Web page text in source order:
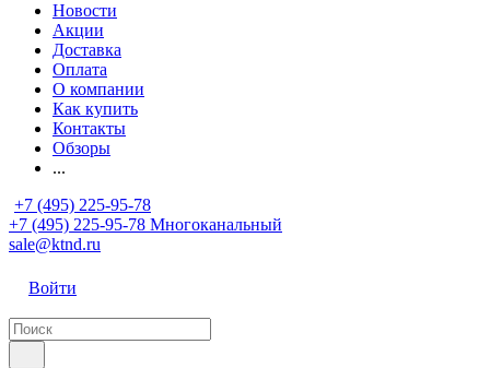
Новости
Акции
Доставка
Оплата
О компании
Как купить
Контакты
Обзоры
...
+7 (495) 225-95-78
+7 (495) 225-95-78 Многоканальный
sale@ktnd.ru
Войти